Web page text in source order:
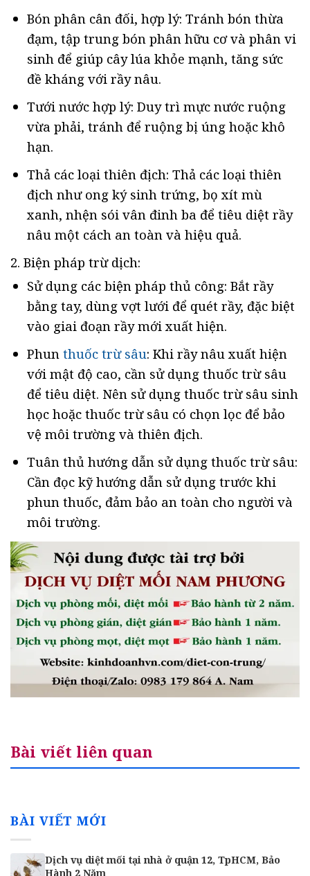
Bón phân cân đối, hợp lý: Tránh bón thừa
đạm, tập trung bón phân hữu cơ và phân vi
sinh để giúp cây lúa khỏe mạnh, tăng sức
đề kháng với rầy nâu.
Tưới nước hợp lý: Duy trì mực nước ruộng
vừa phải, tránh để ruộng bị úng hoặc khô
hạn.
Thả các loại thiên địch: Thả các loại thiên
địch như ong ký sinh trứng, bọ xít mù
xanh, nhện sói vân đinh ba để tiêu diệt rầy
nâu một cách an toàn và hiệu quả.
2. Biện pháp trừ dịch:
Sử dụng các biện pháp thủ công: Bắt rầy
bằng tay, dùng vợt lưới để quét rầy, đặc biệt
vào giai đoạn rầy mới xuất hiện.
Phun thuốc trừ sâu: Khi rầy nâu xuất hiện
với mật độ cao, cần sử dụng thuốc trừ sâu
để tiêu diệt. Nên sử dụng thuốc trừ sâu sinh
học hoặc thuốc trừ sâu có chọn lọc để bảo
vệ môi trường và thiên địch.
Tuân thủ hướng dẫn sử dụng thuốc trừ sâu:
Cần đọc kỹ hướng dẫn sử dụng trước khi
phun thuốc, đảm bảo an toàn cho người và
môi trường.
Bài viết liên quan
BÀI VIẾT MỚI
Dịch vụ diệt mối tại nhà ở quận 12, TpHCM, Bảo
Hành 2 Năm